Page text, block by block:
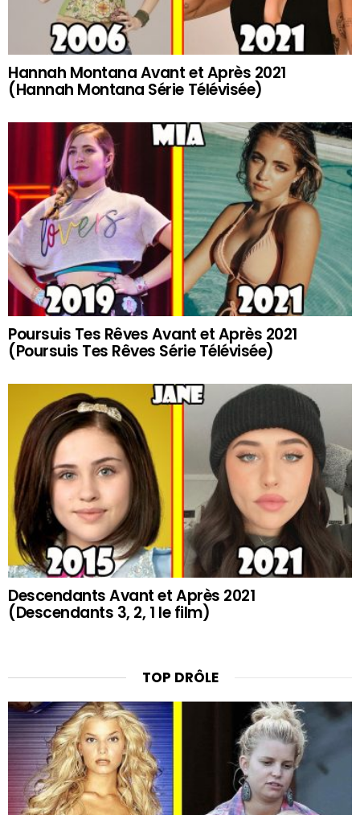
Hannah Montana Avant et Après 2021
(Hannah Montana Série Télévisée)
Poursuis Tes Rêves Avant et Après 2021
(Poursuis Tes Rêves Série Télévisée)
Descendants Avant et Après 2021
(Descendants 3, 2, 1 le film)
TOP DRÔLE